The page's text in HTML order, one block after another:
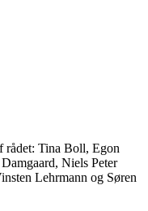
rådet: Tina Boll, Egon
Niels Peter
Lehrmann og Søren